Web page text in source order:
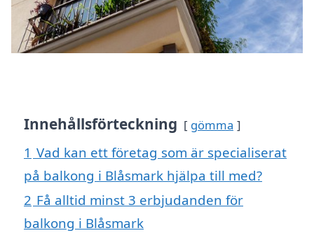
Innehållsförteckning gömma
1 Vad kan ett företag som är specialiserat
på balkong i Blåsmark hjälpa till med?
2 Få alltid minst 3 erbjudanden för
balkong i Blåsmark